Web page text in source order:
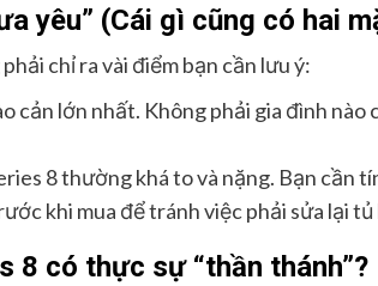
yêu” (Cái gì cũng có hai
chỉ ra vài điểm bạn cần lưu ý:
cản lớn nhất. Không phải gia đình nào
8 thường khá to và nặng. Bạn cần
khi mua để tránh việc phải sửa lại
8 có thực sự “thần thánh”?